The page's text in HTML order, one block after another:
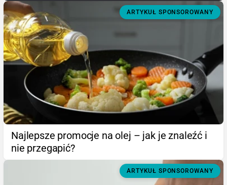
ARTYKUŁ SPONSOROWANY
Najlepsze promocje na olej – jak je znaleźć i
nie przegapić?
ARTYKUŁ SPONSOROWANY